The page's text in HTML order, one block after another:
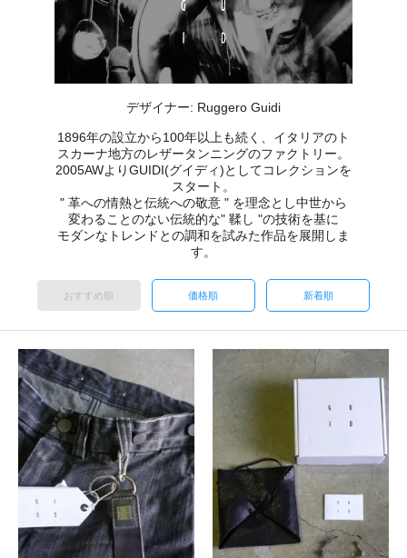
デザイナー: Ruggero Guidi
1896年の設立から100年以上も続く、イタリアのト
スカーナ地方のレザータンニングのファクトリー。
2005AWよりGUIDI(グイディ)としてコレクションを
スタート。
" 革への情熱と伝統への敬意 " を理念とし中世から
変わることのない伝統的な" 鞣し "の技術を基に
モダンなトレンドとの調和を試みた作品を展開しま
す。
おすすめ順 価格順 新着順